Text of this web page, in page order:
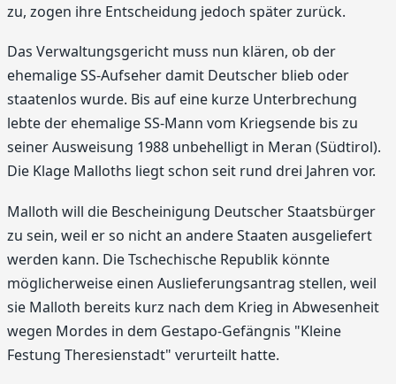
zu, zogen ihre Entscheidung jedoch später zurück.
Das Verwaltungsgericht muss nun klären, ob der
ehemalige SS-Aufseher damit Deutscher blieb oder
staatenlos wurde. Bis auf eine kurze Unterbrechung
lebte der ehemalige SS-Mann vom Kriegsende bis zu
seiner Ausweisung 1988 unbehelligt in Meran (Südtirol).
Die Klage Malloths liegt schon seit rund drei Jahren vor.
Malloth will die Bescheinigung Deutscher Staatsbürger
zu sein, weil er so nicht an andere Staaten ausgeliefert
werden kann. Die Tschechische Republik könnte
möglicherweise einen Auslieferungsantrag stellen, weil
sie Malloth bereits kurz nach dem Krieg in Abwesenheit
wegen Mordes in dem Gestapo-Gefängnis "Kleine
Festung Theresienstadt" verurteilt hatte.